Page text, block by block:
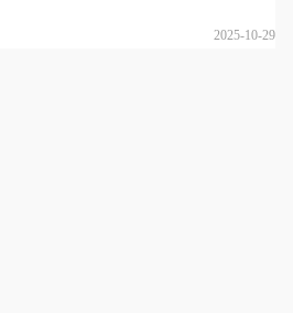
2025-10-29